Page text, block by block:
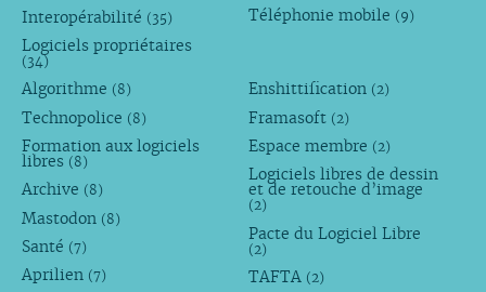
Interopérabilité (35)
Logiciels propriétaires
(34)
Téléphonie mobile (9)
Algorithme (8)
Technopolice (8)
Formation aux logiciels
libres (8)
Archive (8)
Mastodon (8)
Santé (7)
Aprilien (7)
Enshittification (2)
Framasoft (2)
Espace membre (2)
Logiciels libres de dessin
et de retouche d’image
(2)
Pacte du Logiciel Libre
(2)
TAFTA (2)